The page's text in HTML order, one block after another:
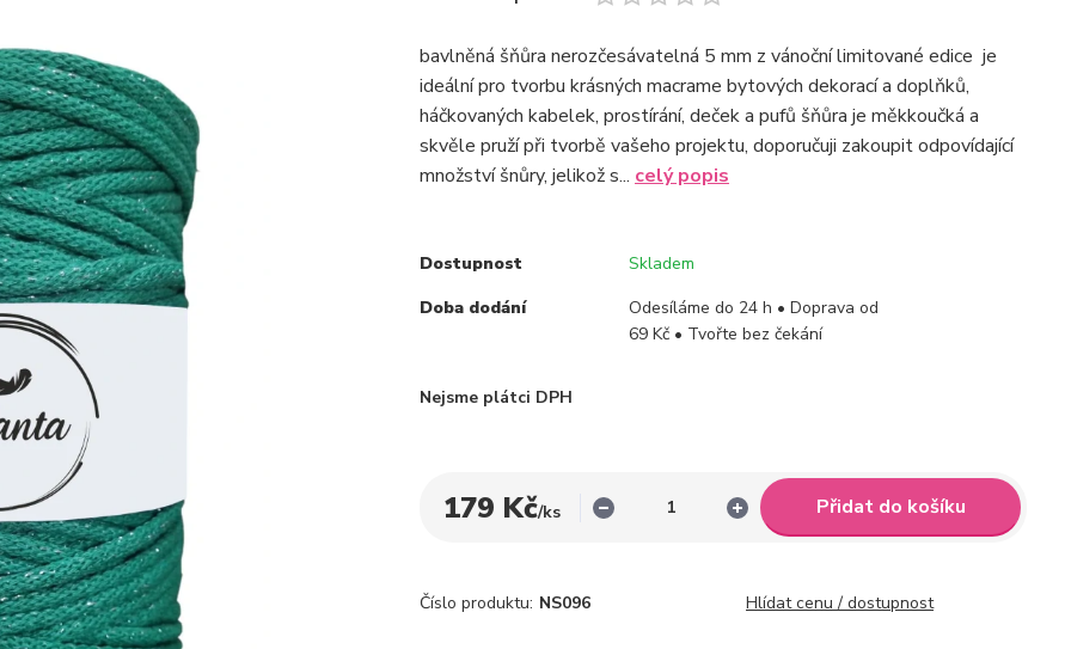
bavlněná šňůra nerozčesávatelná 5 mm z vánoční limitované edice je
ideální pro tvorbu krásných macrame bytových dekorací a doplňků,
háčkovaných kabelek, prostírání, deček a pufů šňůra je měkkoučká a
skvěle pruží při tvorbě vašeho projektu, doporučuji zakoupit odpovídající
množství šnůry, jelikož s... celý popis
Dostupnost
Skladem
Doba dodání
Odesíláme do 24 h • Doprava od
69 Kč • Tvořte bez čekání
Nejsme plátci DPH
179 Kč/ks Přidat do košíku
Číslo produktu: NS096 Hlídat cenu / dostupnost